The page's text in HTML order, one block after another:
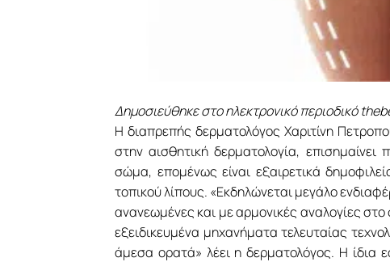
Δημοσιεύθηκε στο ηλεκτρονικό περιοδικό
Η διαπρεπής δερματολόγος Χαριτίνη
στην αισθητική δερματολογία,
σώμα, επομένως είναι εξαιρετικά
τοπικού λίπους. «Εκδηλώνεται μεγάλο
ανανεωμένες και με αρμονικές αναλογίες
εξειδικευμένα μηχανήματα τελευταίας
άμεσα ορατά» λέει η δερματολόγος. Η ίδια